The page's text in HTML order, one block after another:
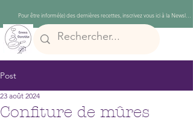
Post
Confiture de mûres
23 août 2024